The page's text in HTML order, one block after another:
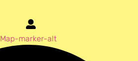
Map-marker-alt